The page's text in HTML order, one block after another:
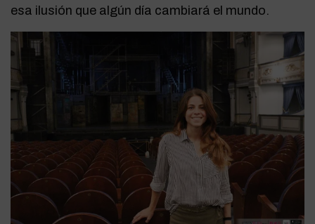
esa ilusión que algún día cambiará el mundo.